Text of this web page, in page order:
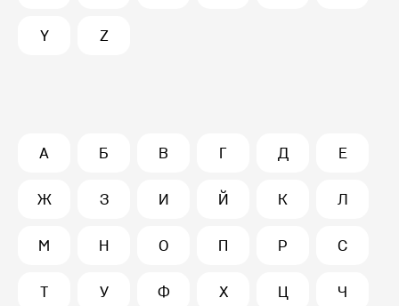
Y Z
А Б В Г Д Е
Ж З И Й К Л
М Н О П Р С
Т У Ф Х Ц Ч